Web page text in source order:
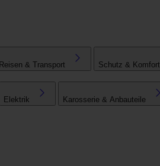
Reisen & Transport Schutz & Komfort
Elektrik Karosserie & Anbauteile